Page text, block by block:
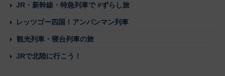
JR・新幹線・特急列車で #ずらし旅
レッツゴー四国！アンパンマン列車
観光列車・寝台列車の旅
JRで北陸に行こう！